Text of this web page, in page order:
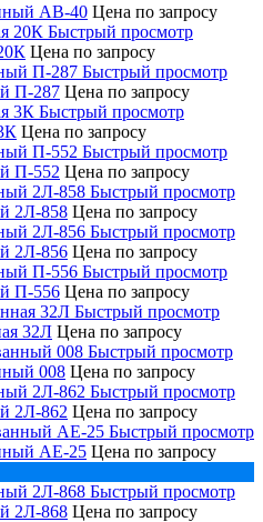
AB-40 Цена по запросу
Быстрый просмотр
Цена по запросу
Быстрый просмотр
П-287 Цена по запросу
Быстрый просмотр
Цена по запросу
Быстрый просмотр
П-552 Цена по запросу
Быстрый просмотр
2Л-858 Цена по запросу
Быстрый просмотр
2Л-856 Цена по запросу
Быстрый просмотр
П-556 Цена по запросу
Быстрый просмотр
32Л Цена по запросу
Быстрый просмотр
008 Цена по запросу
Быстрый просмотр
2Л-862 Цена по запросу
Быстрый просмотр
AE-25 Цена по запросу
Быстрый просмотр
2Л-868 Цена по запросу